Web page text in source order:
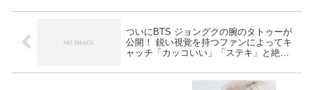
ついにBTS ジョングクの腕のタトゥーが
公開！ 鋭い視覚を持つファンによってキ
ャッチ「カッコいい」「ステキ」と絶賛